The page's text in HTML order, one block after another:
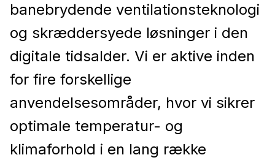
banebrydende ventilationsteknologi
og skræddersyede løsninger i den
digitale tidsalder. Vi er aktive inden
for fire forskellige
anvendelsesområder, hvor vi sikrer
optimale temperatur- og
klimaforhold i en lang række